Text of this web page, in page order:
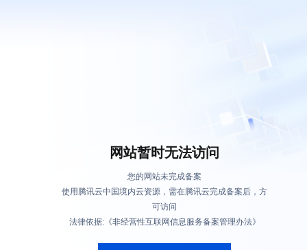
网站暂时无法访问
您的网站未完成备案
使用腾讯云中国境内云资源，需在腾讯云完成备案后，方
可访问
法律依据:《非经营性互联网信息服务备案管理办法》